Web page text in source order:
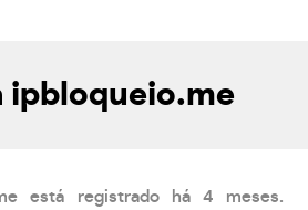
ipbloqueio.me
está registrado há 4 meses.